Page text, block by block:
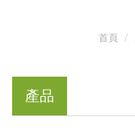
首頁
產品